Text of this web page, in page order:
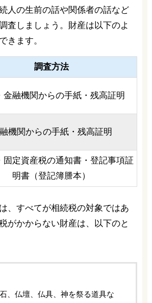
人の生前の話や関係者の話など
査しましょう。財産は以下のよ
きます。
調査方法
金融機関からの手紙・残高証明
機関からの手紙・残高証明
固定資産税の通知書・登記事項証
明書（登記簿謄本）
、すべてが相続税の対象ではあ
がかからない財産は、以下のと
、仏壇、仏具、神を祭る道具な